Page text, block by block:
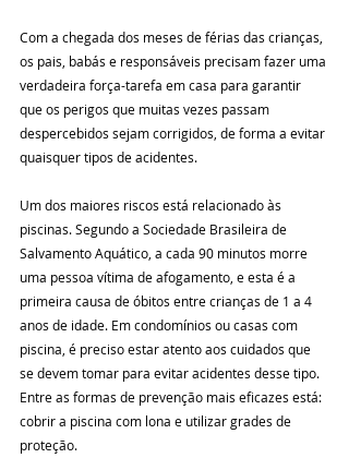
Com a chegada dos meses de férias das crianças,
os pais, babás e responsáveis precisam fazer uma
verdadeira força-tarefa em casa para garantir
que os perigos que muitas vezes passam
despercebidos sejam corrigidos, de forma a evitar
quaisquer tipos de acidentes.
Um dos maiores riscos está relacionado às
piscinas. Segundo a Sociedade Brasileira de
Salvamento Aquático, a cada 90 minutos morre
uma pessoa vítima de afogamento, e esta é a
primeira causa de óbitos entre crianças de 1 a 4
anos de idade. Em condomínios ou casas com
piscina, é preciso estar atento aos cuidados que
se devem tomar para evitar acidentes desse tipo.
Entre as formas de prevenção mais eficazes está:
cobrir a piscina com lona e utilizar grades de
proteção.